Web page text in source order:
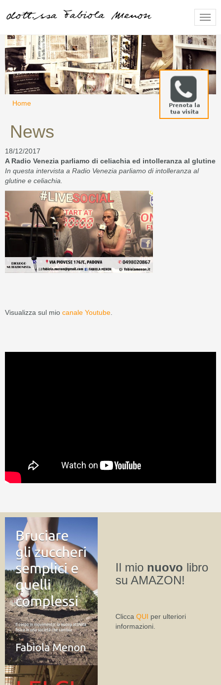
Home
News
18/12/2017
A Radio Venezia parliamo di celiachia ed intolleranza al glutine
In questa intervista a Radio Venezia parliamo di intolleranza al
glutine e celiachia.
Visualizza sul mio canale Youtube
Il mio nuovo libro
su AMAZON!
Clicca QUI per ulteriori
informazioni.